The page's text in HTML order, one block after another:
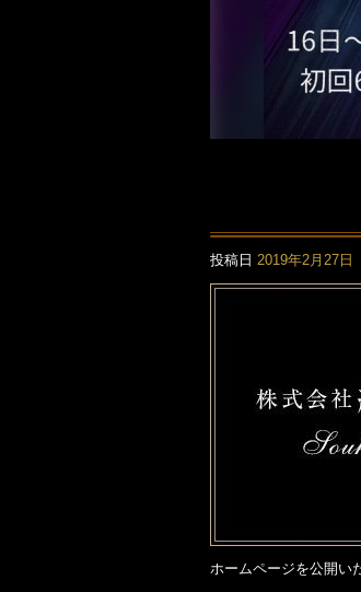
投稿日 2019年2月27日
ホームページを公開い